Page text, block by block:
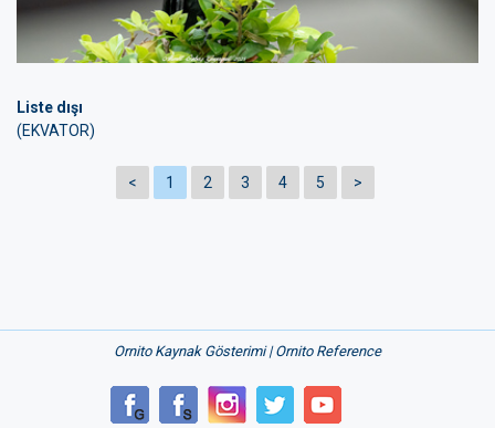
Liste dışı
(EKVATOR)
< 1 2 3 4 5 >
Ornito Kaynak Gösterimi | Ornito Reference